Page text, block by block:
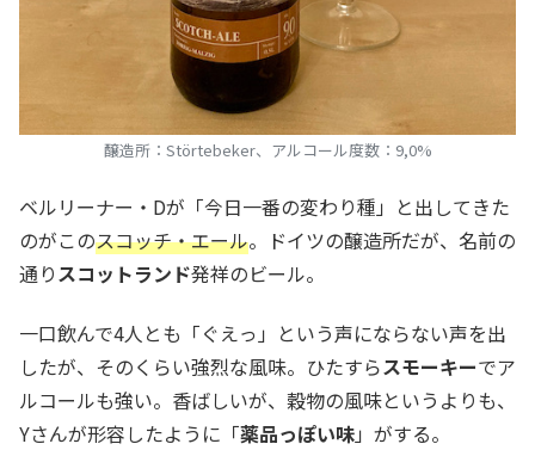
醸造所：Störtebeker、アルコール度数：9,0%
ベルリーナー・Dが「今日一番の変わり種」と出してきた
のがこのスコッチ・エール。ドイツの醸造所だが、名前の
通りスコットランド発祥のビール。
一口飲んで4人とも「ぐえっ」という声にならない声を出
したが、そのくらい強烈な風味。ひたすらスモーキーでア
ルコールも強い。香ばしいが、穀物の風味というよりも、
Yさんが形容したように「薬品っぽい味」がする。